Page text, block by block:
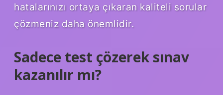
hatalarınızı ortaya çıkaran kaliteli sorular
çözmeniz daha önemlidir.
Sadece test çözerek sınav
kazanılır mı?